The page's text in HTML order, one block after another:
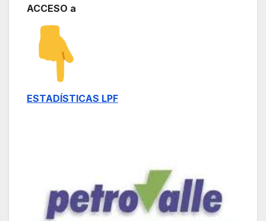
ACCESO a
ESTADÍSTICAS LPF